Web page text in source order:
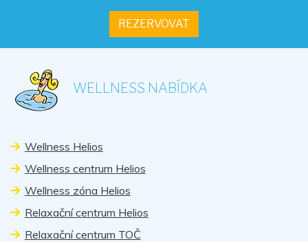
WELLNESS NABÍDKA
Wellness Helios
Wellness centrum Helios
Wellness zóna Helios
Relaxační centrum Helios
Relaxační centrum TOČ